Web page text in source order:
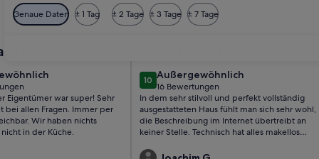
Genaue Daten ± 1 Tag ± 2 Tage ± 3 Tage ± 7 Tage
mit
es
ist für die
Eigentümer war super! Sehr
bei allen Fragen. Immer per
nichts
in der Küche.
Foto von CASA VIDA - Stadthaus /
1010 von 10
Außergewöhnlich
außergewöhnlich
16 Bewertungen
(16
bewertungen)
In dem sehr stilvoll und perfekt vollständig
ausgestatteten Haus fühlt man sich sehr wohl,
die Beschreibung im Internet übertreibt an
keiner Stelle. Technisch hat alles makellos
Eigentümer war zügig und kompetent.